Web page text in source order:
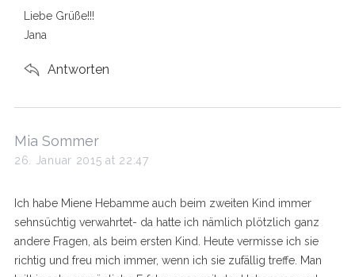
Liebe Grüße!!!
Jana
Antworten
s
a
s
:
Mia Sommer
26. Januar 2015 at 22:47
Ich habe Miene Hebamme auch beim zweiten Kind immer
sehnsüchtig verwahrtet- da hatte ich nämlich plötzlich ganz
andere Fragen, als beim ersten Kind. Heute vermisse ich sie
richtig und freu mich immer, wenn ich sie zufällig treffe. Man